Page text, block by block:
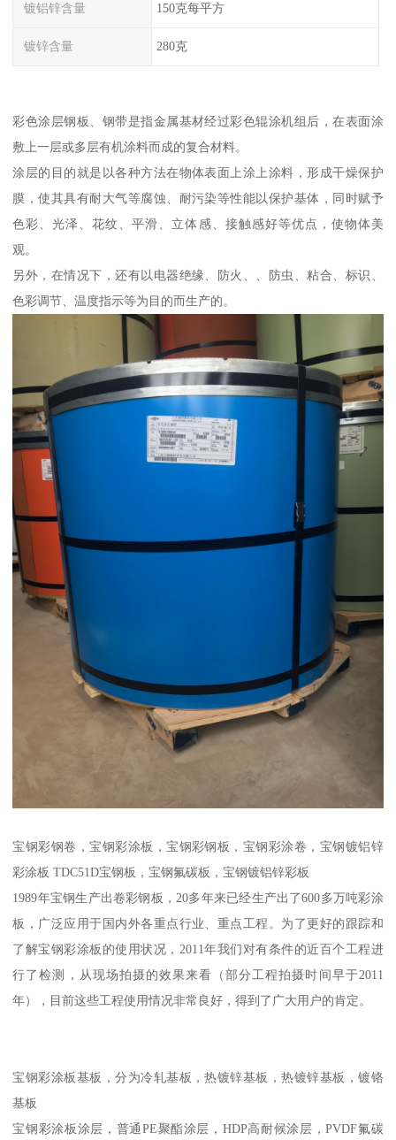
镀铝锌含量 150克每平方
镀锌含量 280克
彩色涂层钢板、钢带是指金属基材经过彩色辊涂机组后，在表面涂
敷上一层或多层有机涂料而成的复合材料。
涂层的目的就是以各种方法在物体表面上涂上涂料，形成干燥保护
膜，使其具有耐大气等腐蚀、耐污染等性能以保护基体，同时赋予
色彩、光泽、花纹、平滑、立体感、接触感好等优点，使物体美
观。
另外，在情况下，还有以电器绝缘、防火、、防虫、粘合、标识、
色彩调节、温度指示等为目的而生产的。
宝钢彩钢卷，宝钢彩涂板，宝钢彩钢板，宝钢彩涂卷，宝钢镀铝锌
彩涂板 TDC51D宝钢板，宝钢氟碳板，宝钢镀铝锌彩板
1989年宝钢生产出卷彩钢板，20多年来已经生产出了600多万吨彩涂
板，广泛应用于国内外各重点行业、重点工程。为了更好的跟踪和
了解宝钢彩涂板的使用状况，2011年我们对有条件的近百个工程进
行了检测，从现场拍摄的效果来看（部分工程拍摄时间早于2011
年），目前这些工程使用情况非常良好，得到了广大用户的肯定。
宝钢彩涂板基板，分为冷轧基板，热镀锌基板，热镀锌基板，镀铬
基板
宝钢彩涂板涂层，普通PE聚酯涂层，HDP高耐候涂层，PVDF氟碳